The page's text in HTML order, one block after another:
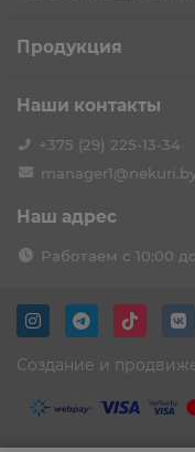
Продукция
Наши контакты
+375 (29) 225-13-34
Наш адрес
Работаем с 10:00
Создание и